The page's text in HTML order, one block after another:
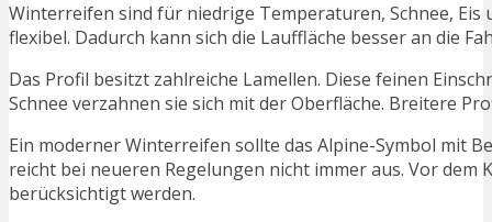
Winterreifen sind für niedrige Temperaturen, Schnee,
flexibel. Dadurch kann sich die Lauffläche besser an die
Das Profil besitzt zahlreiche Lamellen. Diese feinen
Schnee verzahnen sie sich mit der Oberfläche. Breitere
Ein moderner Winterreifen sollte das Alpine-Symbol mit
reicht bei neueren Regelungen nicht immer aus. Vor
berücksichtigt werden.